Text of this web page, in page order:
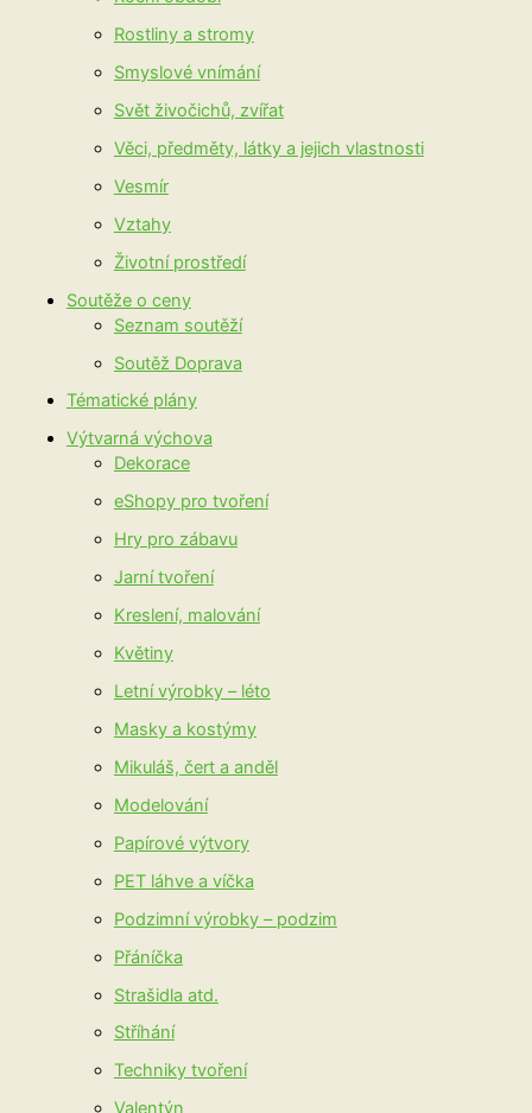
Rostliny a stromy
Smyslové vnímání
Svět živočichů, zvířat
Věci, předměty, látky a jejich vlastnosti
Vesmír
Vztahy
Životní prostředí
Soutěže o ceny
Seznam soutěží
Soutěž Doprava
Tématické plány
Výtvarná výchova
Dekorace
eShopy pro tvoření
Hry pro zábavu
Jarní tvoření
Kreslení, malování
Květiny
Letní výrobky – léto
Masky a kostýmy
Mikuláš, čert a anděl
Modelování
Papírové výtvory
PET láhve a víčka
Podzimní výrobky – podzim
Přáníčka
Strašidla atd.
Stříhání
Techniky tvoření
Valentýn